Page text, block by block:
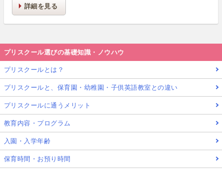
詳細を見る
プリスクール選びの基礎知識・ノウハウ
プリスクールとは？
プリスクールと、保育園・幼稚園・子供英語教室との違い
プリスクールに通うメリット
教育内容・プログラム
入園・入学年齢
保育時間・お預り時間